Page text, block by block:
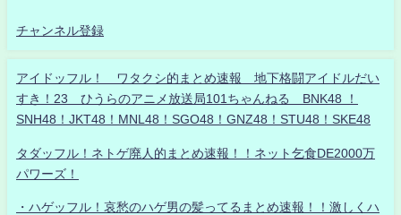
チャンネル登録
アイドッフル！ ワタクシ的まとめ速報 地下格闘アイドルだい
すき！23 ひうらのアニメ放送局101ちゃんねる BNK48 ！
SNH48！JKT48！MNL48！SGO48！GNZ48！STU48！SKE48
タダッフル！ネトゲ廃人的まとめ速報！！ネット乞食DE2000万
パワーズ！
・ハゲッフル！哀愁のハゲ男の髪ってるまとめ速報！！激しくハ